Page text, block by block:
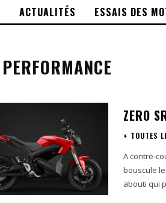
ACTUALITÉS ESSAIS DES
PERFORMANCE
ZERO
+ TOUTES
A contre-courant Depuis 2006, le
bouscule
abouti qui